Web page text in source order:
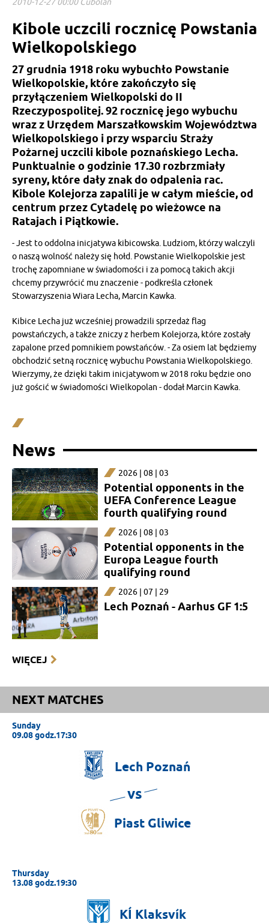
Kibole uczcili rocznicę Powstania
Wielkopolskiego
27 grudnia 1918 roku wybuchło Powstanie
Wielkopolskie, które zakończyło się
przyłączeniem Wielkopolski do II
Rzeczypospolitej. 92 rocznicę jego wybuchu
wraz z Urzędem Marszałkowskim Województwa
Wielkopolskiego i przy wsparciu Straży
Pożarnej uczcili kibole poznańskiego Lecha.
Punktualnie o godzinie 17.30 rozbrzmiały
syreny, które dały znak do odpalenia rac.
Kibole Kolejorza zapalili je w całym mieście, od
centrum przez Cytadelę po wieżowce na
Ratajach i Piątkowie.
- Jest to oddolna inicjatywa kibicowska. Ludziom, którzy walczyli
o naszą wolność należy się hołd. Powstanie Wielkopolskie jest
trochę zapomniane w świadomości i za pomocą takich akcji
chcemy przywrócić mu znaczenie - podkreśla członek
Stowarzyszenia Wiara Lecha, Marcin Kawka.
Kibice Lecha już wcześniej prowadzili sprzedaż flag
powstańczych, a także zniczy z herbem Kolejorza, które zostały
zapalone przed pomnikiem powstańców. - Za osiem lat będziemy
obchodzić setną rocznicę wybuchu Powstania Wielkopolskiego.
Wierzymy, że dzięki takim inicjatywom w 2018 roku będzie ono
już gościć w świadomości Wielkopolan - dodał Marcin Kawka.
News
2026 | 08 | 03
Potential opponents in the
UEFA Conference League
fourth qualifying round
2026 | 08 | 03
Potential opponents in the
Europa League fourth
qualifying round
2026 | 07 | 29
Lech Poznań - Aarhus GF 1:5
WIĘCEJ
NEXT MATCHES
Sunday
09.08 godz.17:30
Lech Poznań
vs
Piast Gliwice
Thursday
13.08 godz.19:30
KÍ Klaksvík